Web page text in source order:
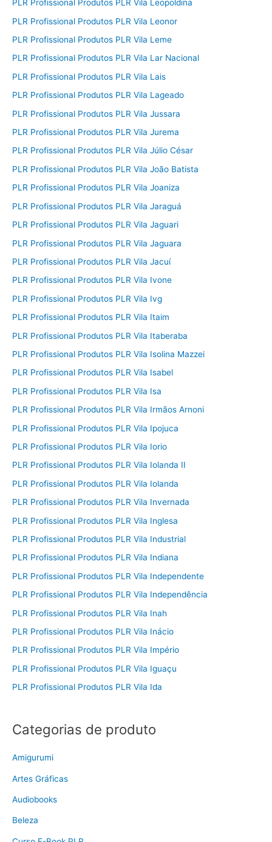
PLR Profissional Produtos PLR Vila Leopoldina
PLR Profissional Produtos PLR Vila Leonor
PLR Profissional Produtos PLR Vila Leme
PLR Profissional Produtos PLR Vila Lar Nacional
PLR Profissional Produtos PLR Vila Lais
PLR Profissional Produtos PLR Vila Lageado
PLR Profissional Produtos PLR Vila Jussara
PLR Profissional Produtos PLR Vila Jurema
PLR Profissional Produtos PLR Vila Júlio César
PLR Profissional Produtos PLR Vila João Batista
PLR Profissional Produtos PLR Vila Joaniza
PLR Profissional Produtos PLR Vila Jaraguá
PLR Profissional Produtos PLR Vila Jaguari
PLR Profissional Produtos PLR Vila Jaguara
PLR Profissional Produtos PLR Vila Jacuí
PLR Profissional Produtos PLR Vila Ivone
PLR Profissional Produtos PLR Vila Ivg
PLR Profissional Produtos PLR Vila Itaim
PLR Profissional Produtos PLR Vila Itaberaba
PLR Profissional Produtos PLR Vila Isolina Mazzei
PLR Profissional Produtos PLR Vila Isabel
PLR Profissional Produtos PLR Vila Isa
PLR Profissional Produtos PLR Vila Irmãos Arnoni
PLR Profissional Produtos PLR Vila Ipojuca
PLR Profissional Produtos PLR Vila Iorio
PLR Profissional Produtos PLR Vila Iolanda II
PLR Profissional Produtos PLR Vila Iolanda
PLR Profissional Produtos PLR Vila Invernada
PLR Profissional Produtos PLR Vila Inglesa
PLR Profissional Produtos PLR Vila Industrial
PLR Profissional Produtos PLR Vila Indiana
PLR Profissional Produtos PLR Vila Independente
PLR Profissional Produtos PLR Vila Independência
PLR Profissional Produtos PLR Vila Inah
PLR Profissional Produtos PLR Vila Inácio
PLR Profissional Produtos PLR Vila Império
PLR Profissional Produtos PLR Vila Iguaçu
PLR Profissional Produtos PLR Vila Ida
Categorias de produto
Amigurumi
Artes Gráficas
Audiobooks
Beleza